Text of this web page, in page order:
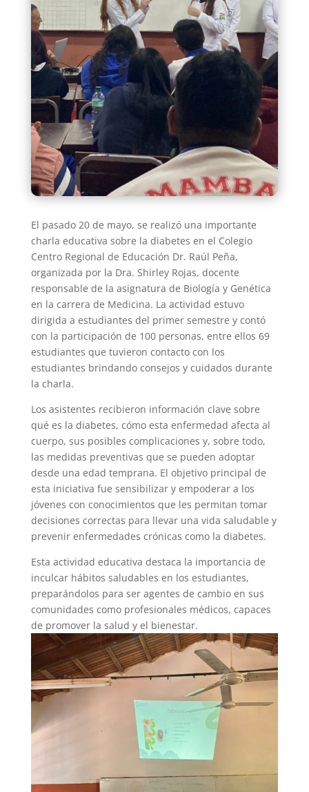
El pasado 20 de mayo, se realizó una importante
charla educativa sobre la diabetes en el Colegio
Centro Regional de Educación Dr. Raúl Peña,
organizada por la Dra. Shirley Rojas, docente
responsable de la asignatura de Biología y Genética
en la carrera de Medicina. La actividad estuvo
dirigida a estudiantes del primer semestre y contó
con la participación de 100 personas, entre ellos 69
estudiantes que tuvieron contacto con los
estudiantes brindando consejos y cuidados durante
la charla.
Los asistentes recibieron información clave sobre
qué es la diabetes, cómo esta enfermedad afecta al
cuerpo, sus posibles complicaciones y, sobre todo,
las medidas preventivas que se pueden adoptar
desde una edad temprana. El objetivo principal de
esta iniciativa fue sensibilizar y empoderar a los
jóvenes con conocimientos que les permitan tomar
decisiones correctas para llevar una vida saludable y
prevenir enfermedades crónicas como la diabetes.
Esta actividad educativa destaca la importancia de
inculcar hábitos saludables en los estudiantes,
preparándolos para ser agentes de cambio en sus
comunidades como profesionales médicos, capaces
de promover la salud y el bienestar.